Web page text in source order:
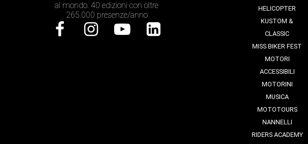
al mondo. 40 edizioni con oltre
265.000 presenze/anno
HELICOPTER
KUSTOM &
CLASSIC
MISS BIKER FEST
MOTORI
ACCESSIBILI
MOTORINI
MUSICA
MOTOTOURS
NANNELLI
RIDERS ACADEMY